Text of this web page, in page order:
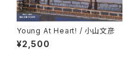
Young At Heart! / 小山文彦
¥2,500